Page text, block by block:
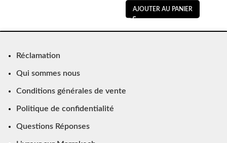
AJOUTER AU PANIER
Réclamation
Qui sommes nous
Conditions générales de vente
Politique de confidentialité
Questions Réponses